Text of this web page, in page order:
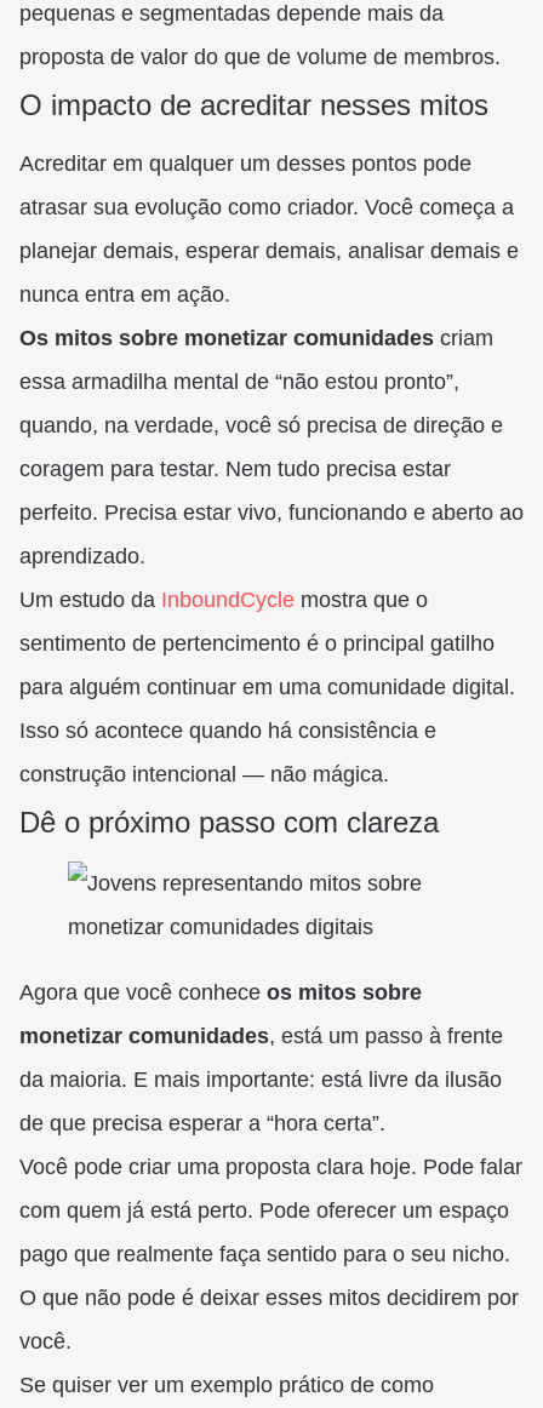
pequenas e segmentadas depende mais da
proposta de valor do que de volume de membros.
O impacto de acreditar nesses mitos
Acreditar em qualquer um desses pontos pode
atrasar sua evolução como criador. Você começa a
planejar demais, esperar demais, analisar demais e
nunca entra em ação.
Os mitos sobre monetizar comunidades criam
essa armadilha mental de “não estou pronto”,
quando, na verdade, você só precisa de direção e
coragem para testar. Nem tudo precisa estar
perfeito. Precisa estar vivo, funcionando e aberto ao
aprendizado.
Um estudo da InboundCycle mostra que o
sentimento de pertencimento é o principal gatilho
para alguém continuar em uma comunidade digital.
Isso só acontece quando há consistência e
construção intencional — não mágica.
Dê o próximo passo com clareza
Agora que você conhece os mitos sobre
monetizar comunidades, está um passo à frente
da maioria. E mais importante: está livre da ilusão
de que precisa esperar a “hora certa”.
Você pode criar uma proposta clara hoje. Pode falar
com quem já está perto. Pode oferecer um espaço
pago que realmente faça sentido para o seu nicho.
O que não pode é deixar esses mitos decidirem por
você.
Se quiser ver um exemplo prático de como